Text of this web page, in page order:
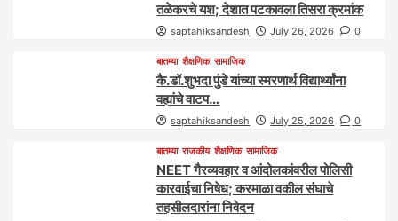
तळेकरचे यश; देशात पटकावला तिसरा क्रमांक
saptahiksandesh July 26, 2026 0
बातम्या शैक्षणिक सामाजिक
कै.डॉ.शुभदा पुंडे यांच्या स्मरणार्थ विद्यार्थ्यांना
वह्यांचे वाटप…
saptahiksandesh July 25, 2026 0
बातम्या राजकीय शैक्षणिक सामाजिक
NEET गैरव्यवहार व आंदोलकांवरील पोलिसी
कारवाईचा निषेध; करमाळा वकील संघाचे
तहसीलदारांना निवेदन